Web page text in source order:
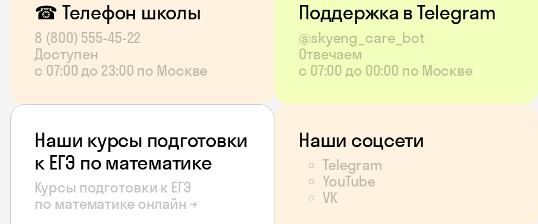
☎ Телефон школы
8 (800) 555‑45‑22
Доступен
с 07:00 до 23:00 по Москве
Поддержка в Telegram
@skyeng_care_bot
Отвечаем
с 07:00 до 00:00 по Москве
Наши курсы подготовки
к ЕГЭ по математике
Курсы подготовки к ЕГЭ
по математике онлайн →
Наши соцсети
Telegram
YouTube
VK